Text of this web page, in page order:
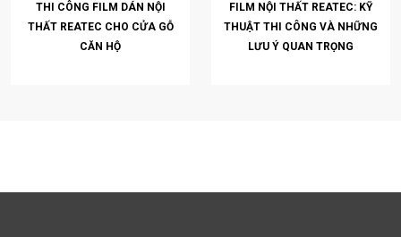
THI CÔNG FILM DÁN NỘI
THẤT REATEC CHO CỬA GỖ
CĂN HỘ
FILM NỘI THẤT REATEC: KỸ
THUẬT THI CÔNG VÀ NHỮNG
LƯU Ý QUAN TRỌNG